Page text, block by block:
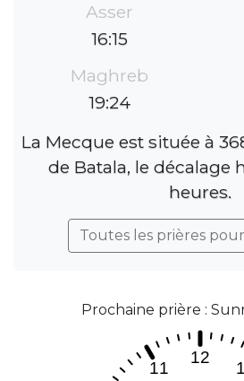
Asser
16:15
Maghreb
19:24
La Mecque est située à
de Batala, le décalage
heures.
Toutes les prières
Prochaine prière :